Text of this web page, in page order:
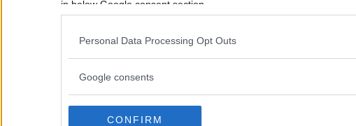
in below Google consent section.
Personal Data Processing Opt Outs
Google consents
CONFIRMDELA PÅ FACEBOOK